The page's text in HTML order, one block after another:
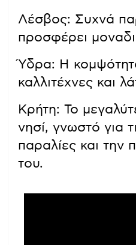
Λέσβος: Συχνά
προσφέρει
Ύδρα: Η
καλλιτέχνες και
Κρήτη: Το
νησί, γνωστό για
παραλίες και την
του.